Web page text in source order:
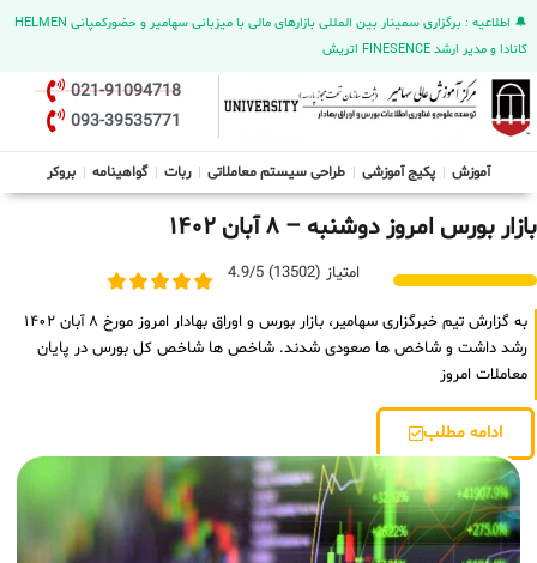
🔔 اطلاعیه : برگزاری سمینار بین المللی بازارهای مالی با میزبانی سهامیر و حضورکمپانی HELMEN
کانادا و مدیر ارشد FINESENCE اتریش
021-91094718
093-39535771
آموزش پکیج آموزشی طراحی سیستم معاملاتی ربات گواهینامه بروکر
بازار بورس امروز دوشنبه – ۸ آبان ۱۴۰۲
امتیاز (13502) 4.9/5
به گزارش تیم خبرگزاری سهامیر، بازار بورس و اوراق بهادار امروز مورخ ۸ آبان ۱۴۰۲
رشد داشت و شاخص ها صعودی شدند. شاخص ها شاخص کل بورس در پایان
معاملات امروز
ادامه مطلب